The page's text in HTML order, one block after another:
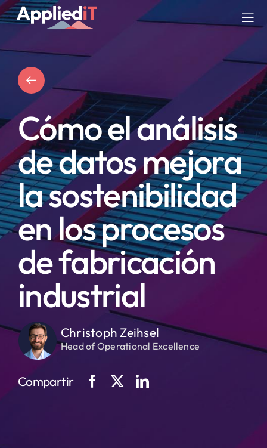
Saltar
al
SERVICIOS
SOLUCIONES
COMPAÑIA
RECURSOS
BLOG
Cómo el análisis
de datos mejora
la sostenibilidad
en los procesos
de fabricación
industrial
Christoph Zeihsel
Head of Operational Excellence
Compartir